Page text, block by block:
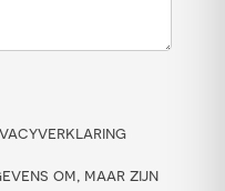
om, maar zijn